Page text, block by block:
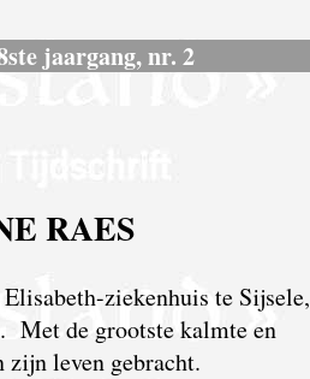
jaargang, nr. 2
RAES
ziekenhuis te Sijsele,
Met de grootste kalmte en
zijn leven gebracht.